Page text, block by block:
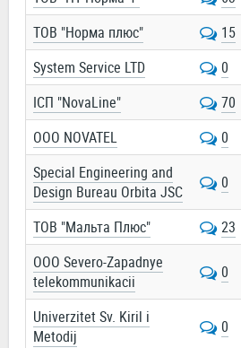
ТОВ "Норма плюс"
15
System Service LTD
0
ІСП "NovaLine"
70
OOO NOVATEL
0
Special Engineering and
Design Bureau Orbita JSC
0
ТОВ "Мальта Плюс"
23
OOO Severo-Zapadnye
telekommunikacii
0
Univerzitet Sv. Kiril i
Metodij
0